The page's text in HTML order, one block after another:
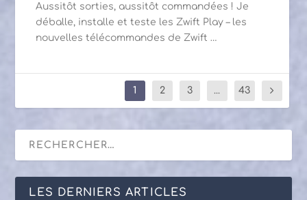
Aussitôt sorties, aussitôt commandées ! Je
déballe, installe et teste les Zwift Play – les
nouvelles télécommandes de Zwift …
1 2 3 ... 43
LES DERNIERS ARTICLES